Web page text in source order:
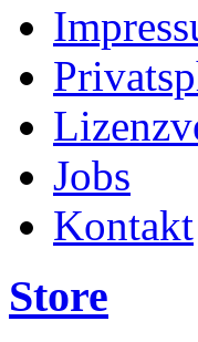
Jobs
Kontakt
Store